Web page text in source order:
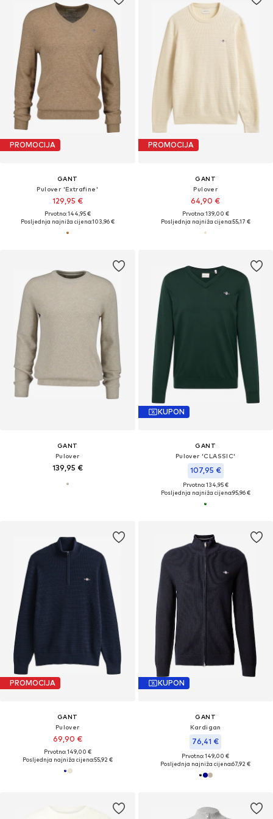
PROMOCIJA
GANT
Pulover 'Extrafine'
129,95 €
Prvotno: 144,95 €
Posljednja najniža cijena:103,96 €
PROMOCIJA
GANT
Pulover
64,90 €
Prvotno: 139,00 €
Posljednja najniža cijena:55,17 €
GANT
Pulover
139,95 €
KUPON
GANT
Pulover 'CLASSIC'
107,95 €
Prvotno: 134,95 €
Posljednja najniža cijena:95,96 €
PROMOCIJA
GANT
Pulover
69,90 €
Prvotno: 149,00 €
Posljednja najniža cijena:55,92 €
KUPON
GANT
Kardigan
76,41 €
Prvotno: 149,00 €
Posljednja najniža cijena:67,92 €